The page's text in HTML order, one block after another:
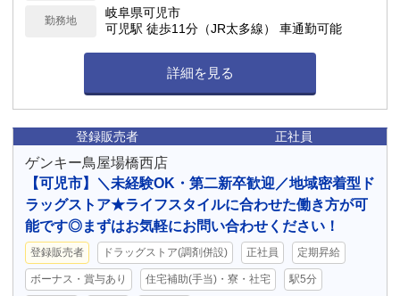
勤務地
岐阜県可児市
可児駅 徒歩11分（JR太多線） 車通勤可能
詳細を見る
登録販売者 正社員
ゲンキー鳥屋場橋西店
【可児市】＼未経験OK・第二新卒歓迎／地域密着型ド
ラッグストア★ライフスタイルに合わせた働き方が可
能です◎まずはお気軽にお問い合わせください！
登録販売者 ドラッグストア(調剤併設) 正社員 定期昇給
ボーナス・賞与あり 住宅補助(手当)・寮・社宅 駅5分